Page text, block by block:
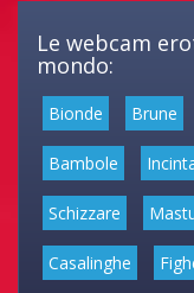
Le webcam
mondo:
Bionde Brune
Bambole
Schizzare
Casalinghe